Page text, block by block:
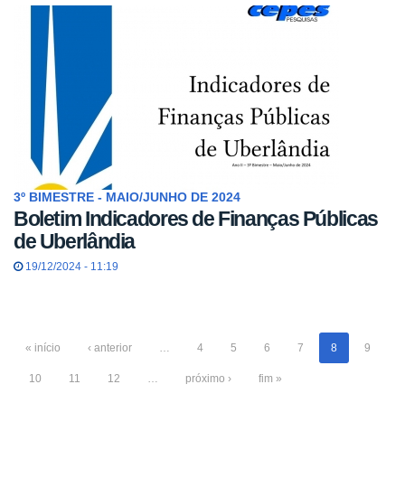
3º BIMESTRE - MAIO/JUNHO DE 2024
Boletim Indicadores de Finanças Públicas
de Uberlândia
19/12/2024 - 11:19
« início ‹ anterior … 4 5 6 7 8 9
10 11 12 … próximo › fim »